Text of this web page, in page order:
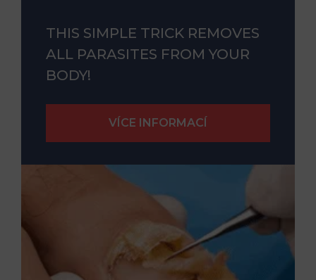
THIS SIMPLE TRICK REMOVES
ALL PARASITES FROM YOUR
BODY!